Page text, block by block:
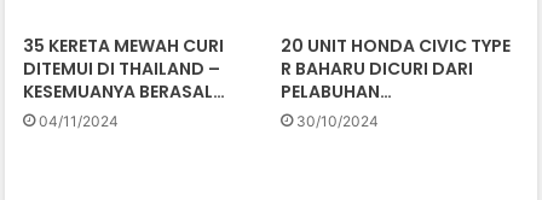
35 KERETA MEWAH CURI
DITEMUI DI THAILAND –
KESEMUANYA BERASAL…
04/11/2024
20 UNIT HONDA CIVIC TYPE
R BAHARU DICURI DARI
PELABUHAN…
30/10/2024